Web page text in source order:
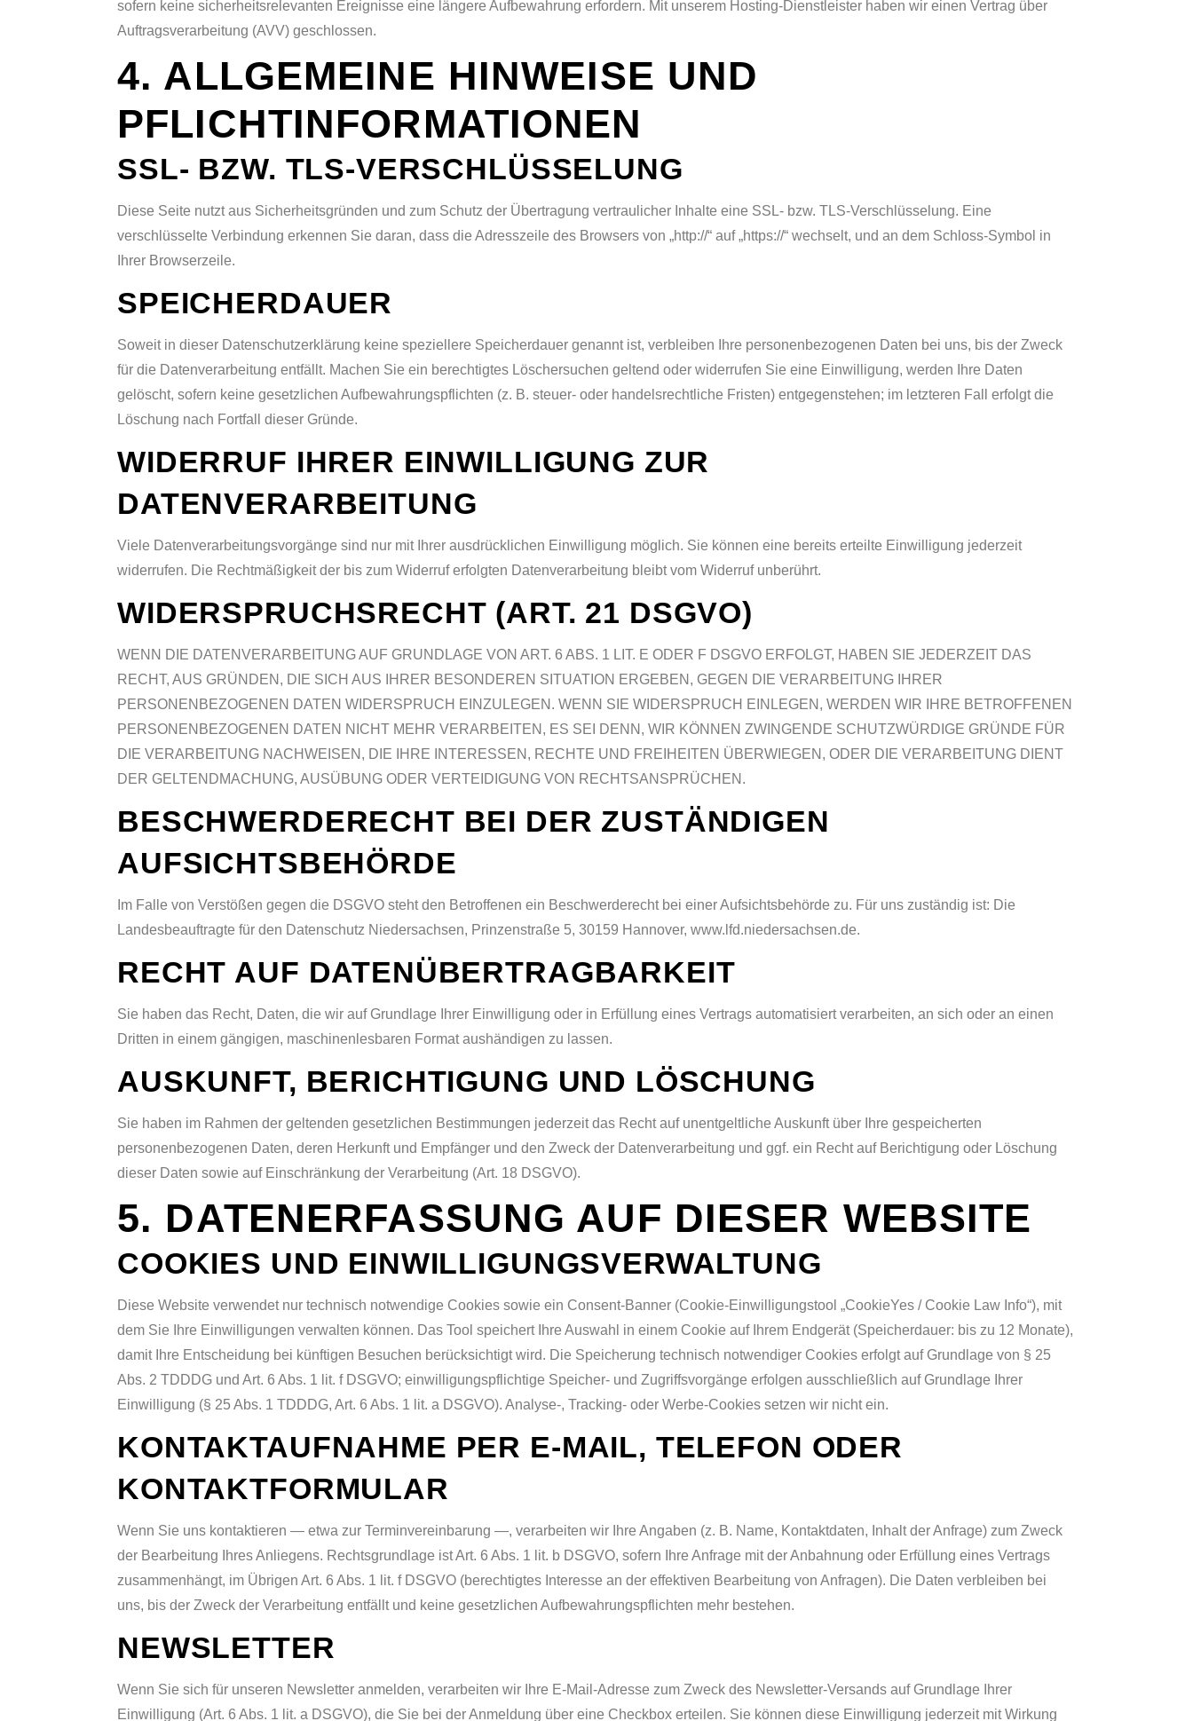
sofern keine sicherheitsrelevanten Ereignisse eine längere Aufbewahrung erfordern. Mit unserem Hosting-Dienstleister haben wir einen Vertrag über
Auftragsverarbeitung (AVV) geschlossen.
4. ALLGEMEINE HINWEISE UND
PFLICHTINFORMATIONEN
SSL- BZW. TLS-VERSCHLÜSSELUNG
Diese Seite nutzt aus Sicherheitsgründen und zum Schutz der Übertragung vertraulicher Inhalte eine SSL- bzw. TLS-Verschlüsselung. Eine
verschlüsselte Verbindung erkennen Sie daran, dass die Adresszeile des Browsers von „http://“ auf „https://“ wechselt, und an dem Schloss-Symbol in
Ihrer Browserzeile.
SPEICHERDAUER
Soweit in dieser Datenschutzerklärung keine speziellere Speicherdauer genannt ist, verbleiben Ihre personenbezogenen Daten bei uns, bis der Zweck
für die Datenverarbeitung entfällt. Machen Sie ein berechtigtes Löschersuchen geltend oder widerrufen Sie eine Einwilligung, werden Ihre Daten
gelöscht, sofern keine gesetzlichen Aufbewahrungspflichten (z. B. steuer- oder handelsrechtliche Fristen) entgegenstehen; im letzteren Fall erfolgt die
Löschung nach Fortfall dieser Gründe.
WIDERRUF IHRER EINWILLIGUNG ZUR
DATENVERARBEITUNG
Viele Datenverarbeitungsvorgänge sind nur mit Ihrer ausdrücklichen Einwilligung möglich. Sie können eine bereits erteilte Einwilligung jederzeit
widerrufen. Die Rechtmäßigkeit der bis zum Widerruf erfolgten Datenverarbeitung bleibt vom Widerruf unberührt.
WIDERSPRUCHSRECHT (ART. 21 DSGVO)
WENN DIE DATENVERARBEITUNG AUF GRUNDLAGE VON ART. 6 ABS. 1 LIT. E ODER F DSGVO ERFOLGT, HABEN SIE JEDERZEIT DAS
RECHT, AUS GRÜNDEN, DIE SICH AUS IHRER BESONDEREN SITUATION ERGEBEN, GEGEN DIE VERARBEITUNG IHRER
PERSONENBEZOGENEN DATEN WIDERSPRUCH EINZULEGEN. WENN SIE WIDERSPRUCH EINLEGEN, WERDEN WIR IHRE BETROFFENEN
PERSONENBEZOGENEN DATEN NICHT MEHR VERARBEITEN, ES SEI DENN, WIR KÖNNEN ZWINGENDE SCHUTZWÜRDIGE GRÜNDE FÜR
DIE VERARBEITUNG NACHWEISEN, DIE IHRE INTERESSEN, RECHTE UND FREIHEITEN ÜBERWIEGEN, ODER DIE VERARBEITUNG DIENT
DER GELTENDMACHUNG, AUSÜBUNG ODER VERTEIDIGUNG VON RECHTSANSPRÜCHEN.
BESCHWERDERECHT BEI DER ZUSTÄNDIGEN
AUFSICHTSBEHÖRDE
Im Falle von Verstößen gegen die DSGVO steht den Betroffenen ein Beschwerderecht bei einer Aufsichtsbehörde zu. Für uns zuständig ist: Die
Landesbeauftragte für den Datenschutz Niedersachsen, Prinzenstraße 5, 30159 Hannover, www.lfd.niedersachsen.de.
RECHT AUF DATENÜBERTRAGBARKEIT
Sie haben das Recht, Daten, die wir auf Grundlage Ihrer Einwilligung oder in Erfüllung eines Vertrags automatisiert verarbeiten, an sich oder an einen
Dritten in einem gängigen, maschinenlesbaren Format aushändigen zu lassen.
AUSKUNFT, BERICHTIGUNG UND LÖSCHUNG
Sie haben im Rahmen der geltenden gesetzlichen Bestimmungen jederzeit das Recht auf unentgeltliche Auskunft über Ihre gespeicherten
personenbezogenen Daten, deren Herkunft und Empfänger und den Zweck der Datenverarbeitung und ggf. ein Recht auf Berichtigung oder Löschung
dieser Daten sowie auf Einschränkung der Verarbeitung (Art. 18 DSGVO).
5. DATENERFASSUNG AUF DIESER WEBSITE
COOKIES UND EINWILLIGUNGSVERWALTUNG
Diese Website verwendet nur technisch notwendige Cookies sowie ein Consent-Banner (Cookie-Einwilligungstool „CookieYes / Cookie Law Info“), mit
dem Sie Ihre Einwilligungen verwalten können. Das Tool speichert Ihre Auswahl in einem Cookie auf Ihrem Endgerät (Speicherdauer: bis zu 12 Monate),
damit Ihre Entscheidung bei künftigen Besuchen berücksichtigt wird. Die Speicherung technisch notwendiger Cookies erfolgt auf Grundlage von § 25
Abs. 2 TDDDG und Art. 6 Abs. 1 lit. f DSGVO; einwilligungspflichtige Speicher- und Zugriffsvorgänge erfolgen ausschließlich auf Grundlage Ihrer
Einwilligung (§ 25 Abs. 1 TDDDG, Art. 6 Abs. 1 lit. a DSGVO). Analyse-, Tracking- oder Werbe-Cookies setzen wir nicht ein.
KONTAKTAUFNAHME PER E-MAIL, TELEFON ODER
KONTAKTFORMULAR
Wenn Sie uns kontaktieren — etwa zur Terminvereinbarung —, verarbeiten wir Ihre Angaben (z. B. Name, Kontaktdaten, Inhalt der Anfrage) zum Zweck
der Bearbeitung Ihres Anliegens. Rechtsgrundlage ist Art. 6 Abs. 1 lit. b DSGVO, sofern Ihre Anfrage mit der Anbahnung oder Erfüllung eines Vertrags
zusammenhängt, im Übrigen Art. 6 Abs. 1 lit. f DSGVO (berechtigtes Interesse an der effektiven Bearbeitung von Anfragen). Die Daten verbleiben bei
uns, bis der Zweck der Verarbeitung entfällt und keine gesetzlichen Aufbewahrungspflichten mehr bestehen.
NEWSLETTER
Wenn Sie sich für unseren Newsletter anmelden, verarbeiten wir Ihre E-Mail-Adresse zum Zweck des Newsletter-Versands auf Grundlage Ihrer
Einwilligung (Art. 6 Abs. 1 lit. a DSGVO), die Sie bei der Anmeldung über eine Checkbox erteilen. Sie können diese Einwilligung jederzeit mit Wirkung